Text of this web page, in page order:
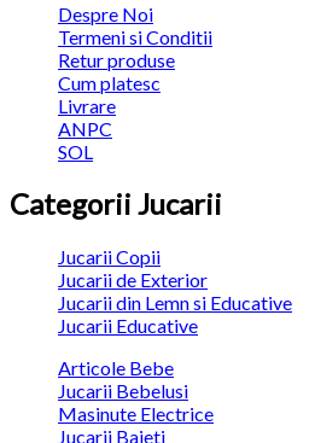
Despre Noi
Termeni si Conditii
Retur produse
Cum platesc
Livrare
ANPC
SOL
Categorii Jucarii
Jucarii Copii
Jucarii de Exterior
Jucarii din Lemn si Educative
Jucarii Educative
Articole Bebe
Jucarii Bebelusi
Masinute Electrice
Jucarii Baieti